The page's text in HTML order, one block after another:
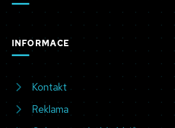
INFORMACE
Kontakt
Reklama